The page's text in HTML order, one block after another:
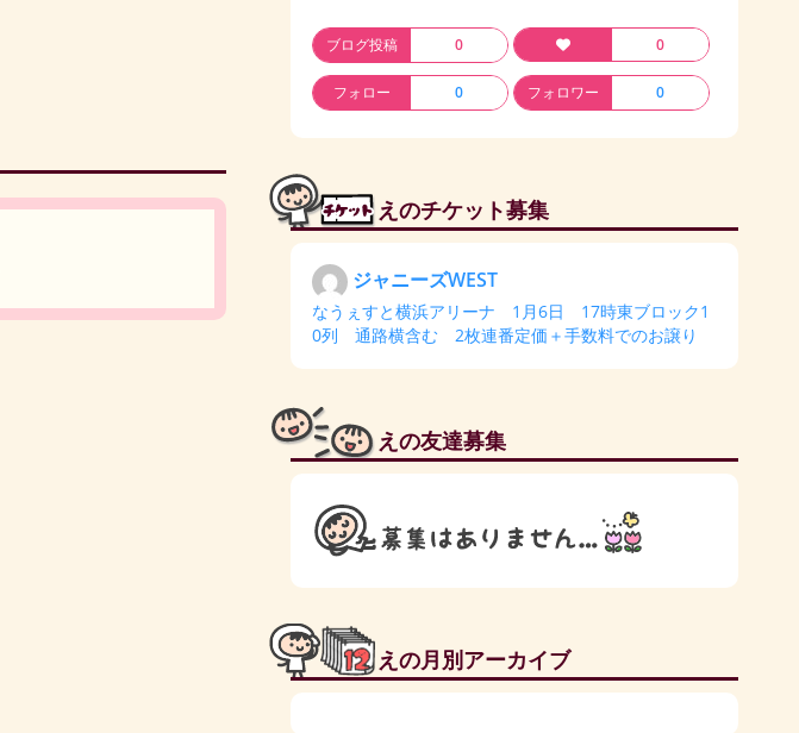
ブログ投稿 0 0
フォロー 0 フォロワー 0
えのチケット募集
ジャニーズWEST
なうぇすと横浜アリーナ 1月6日 17時東ブロック1
0列 通路横含む 2枚連番定価＋手数料でのお譲り
えの友達募集
えの月別アーカイブ